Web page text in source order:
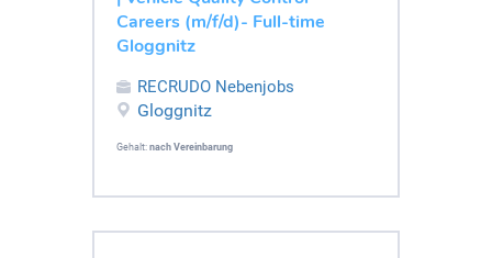
Careers (m/f/d)- Full-time
Gloggnitz
RECRUDO Nebenjobs
Gloggnitz
Gehalt: nach Vereinbarung